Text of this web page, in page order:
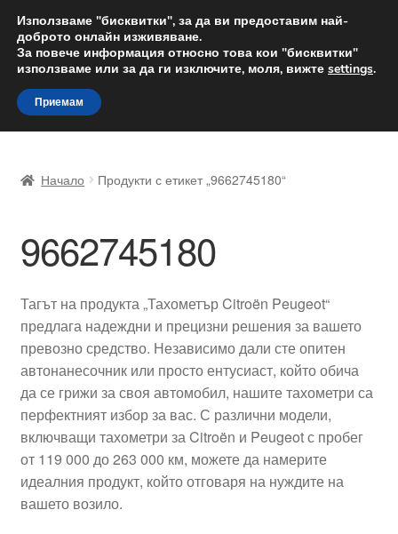
ДОСТАВКА от 12 лв.
Доставка по целия свят
Skip
to
navigation
Skip
to
content
Доставка по целия свят
Жалби
Количка
Контакт
Моята сметка
Плащанията
Начало Продукти с етикет „9662745180“
9662745180
Тагът на продукта „Тахометър Citroën Peugeot“
предлага надеждни и прецизни решения за вашето
превозно средство. Независимо дали сте опитен
автонанесочник или просто ентусиаст, който обича
да се грижи за своя автомобил, нашите тахометри са
перфектният избор за вас. С различни модели,
включващи тахометри за Citroën и Peugeot с пробег
от 119 000 до 263 000 км, можете да намерите
идеалния продукт, който отговаря на нуждите на
вашето возило.
Използваме "бисквитки", за да ви предоставим най-
доброто онлайн изживяване.
За повече информация относно това кои "бисквитки"
използваме или за да ги изключите, моля, вижте settings.
Приемам